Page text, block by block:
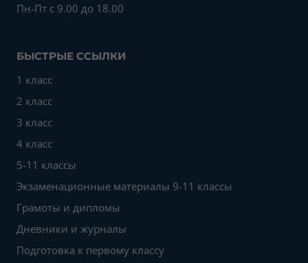
Пн-Пт с 9.00 до 18.00
БЫСТРЫЕ ССЫЛКИ
1 класс
2 класс
3 класс
4 класс
5-11 классы
Экзаменационные материалы 9-11 классы
Грамоты и дипломы
Дневники и журналы
Подготовка к первому классу